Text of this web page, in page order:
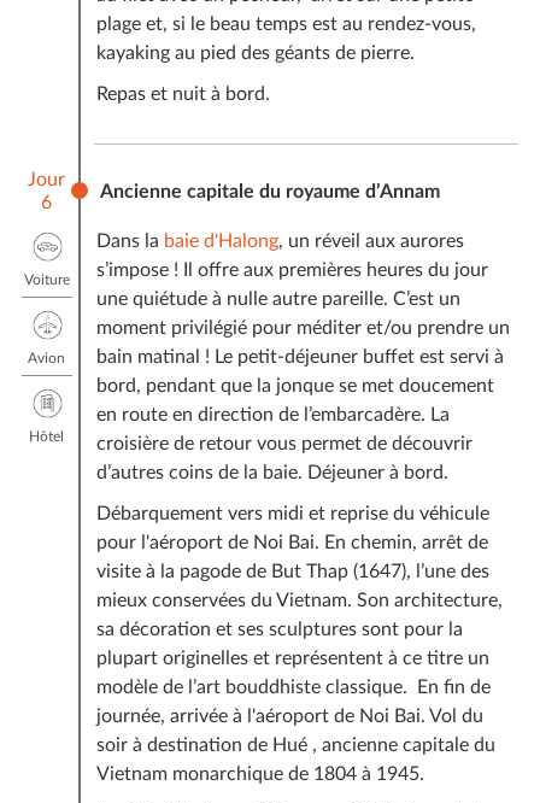
plage et, si le beau temps est au rendez-vous,
kayaking au pied des géants de pierre.
Repas et nuit à bord.
Jour
6
Ancienne capitale du royaume d’Annam
Dans la baie d'Halong, un réveil aux aurores
s’impose ! Il offre aux premières heures du jour
une quiétude à nulle autre pareille. C’est un
moment privilégié pour méditer et/ou prendre un
bain matinal ! Le petit-déjeuner buffet est servi à
bord, pendant que la jonque se met doucement
en route en direction de l’embarcadère. La
croisière de retour vous permet de découvrir
d’autres coins de la baie. Déjeuner à bord.
Débarquement vers midi et reprise du véhicule
pour l'aéroport de Noi Bai. En chemin, arrêt de
visite à la pagode de But Thap (1647), l’une des
mieux conservées du Vietnam. Son architecture,
sa décoration et ses sculptures sont pour la
plupart originelles et représentent à ce titre un
modèle de l’art bouddhiste classique. En fin de
journée, arrivée à l'aéroport de Noi Bai. Vol du
soir à destination de Hué , ancienne capitale du
Vietnam monarchique de 1804 à 1945.
Voiture
Avion
Hôtel